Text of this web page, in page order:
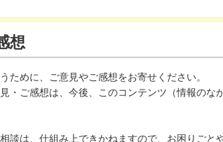
想
ために、ご意見やご感想をお寄せください。
・ご感想は、今後、このコンテンツ（情報のな
談は、仕組み上できかねますので、お困りごと